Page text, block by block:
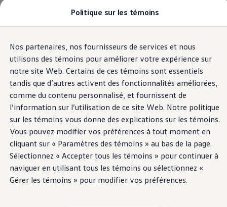
Politique sur les témoins
Nos partenaires, nos fournisseurs de services et nous
utilisons des témoins pour améliorer votre expérience sur
notre site Web. Certains de ces témoins sont essentiels
tandis que d’autres activent des fonctionnalités améliorées,
comme du contenu personnalisé, et fournissent de
l’information sur l’utilisation de ce site Web. Notre politique
sur les témoins vous donne des explications sur les témoins.
Vous pouvez modifier vos préférences à tout moment en
cliquant sur « Paramètres des témoins » au bas de la page.
Sélectionnez « Accepter tous les témoins » pour continuer à
naviguer en utilisant tous les témoins ou sélectionnez «
Gérer les témoins » pour modifier vos préférences.
Passer
au
contenu
principal
Passer
au
pied
de
page
Modèles et offres
Comparez nos véhicules
Pourquoi un véhicule d’occasion certifié
Programmes d’entretien prépayé
Achetez des articles
Garanties et assistance routière
Pourquoi VW
Coût d'utilisation
Modèles et offres
Commandites et partenariats
À propos de Volkswagen
Services financiers
Étapes pour le financement d’une VW
Volkswagen Protection Plusᴹᴰ
Assurance VW
Fin de location
Mon compte